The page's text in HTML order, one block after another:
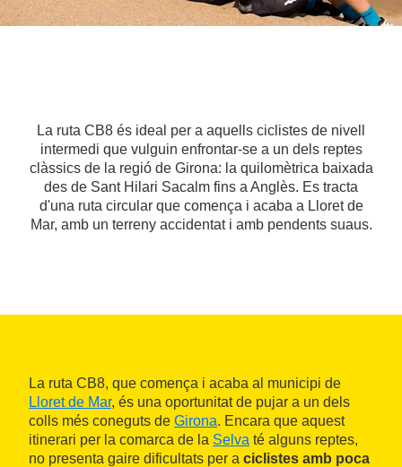
La ruta CB8 és ideal per a aquells ciclistes de nivell
intermedi que vulguin enfrontar-se a un dels reptes
clàssics de la regió de Girona: la quilomètrica baixada
des de Sant Hilari Sacalm fins a Anglès. Es tracta
d'una ruta circular que comença i acaba a Lloret de
Mar, amb un terreny accidentat i amb pendents suaus.
La ruta CB8, que comença i acaba al municipi de
Lloret de Mar, és una oportunitat de pujar a un dels
colls més coneguts de Girona. Encara que aquest
itinerari per la comarca de la Selva té alguns reptes,
no presenta gaire dificultats per a ciclistes amb poca